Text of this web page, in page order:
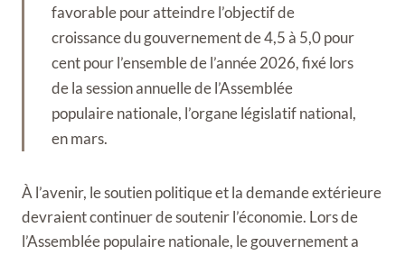
favorable pour atteindre l’objectif de
croissance du gouvernement de 4,5 à 5,0 pour
cent pour l’ensemble de l’année 2026, fixé lors
de la session annuelle de l’Assemblée
populaire nationale, l’organe législatif national,
en mars.
À l’avenir, le soutien politique et la demande extérieure
devraient continuer de soutenir l’économie. Lors de
l’Assemblée populaire nationale, le gouvernement a